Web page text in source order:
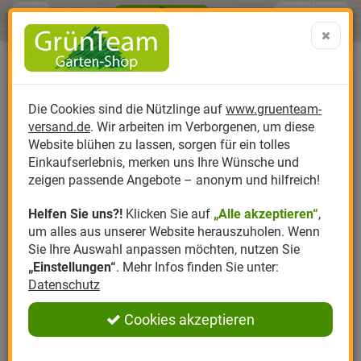
Produktkatalog
Anzucht
Dünger
Erde
Kompost
Pflanzenstärkung
Nützlinge Nützlinge gegen
Nützlingsarten
Nützlingsförderung
Nützlingszubehör
Hersteller
Biplantol
Felco
Gloria
Greenfield
Romberg
Themenwelt
Gemüsegarten
Rasen
Rosen
Ziergarten
Kräutergarten
Ratgeber
Aktuelle Themen
Schädlinge aktuell
Angebote
Sparsets / Set-
Angebote
0 ARTIKEL IM WARENKORB
Ergebnisse () Fertig
Menü Search
Die Cookies sind die Nützlinge auf www.gruenteam-
versand.de. Wir arbeiten im Verborgenen, um diese
Website blühen zu lassen, sorgen für ein tolles
Einkaufserlebnis, merken uns Ihre Wünsche und
zeigen passende Angebote – anonym und hilfreich!
Helfen Sie uns?! Klicken Sie auf „Alle akzeptieren“,
um alles aus unserer Website herauszuholen. Wenn
Sie Ihre Auswahl anpassen möchten, nutzen Sie
„Einstellungen“. Mehr Infos finden Sie unter:
Datenschutz
Cookies akzeptieren